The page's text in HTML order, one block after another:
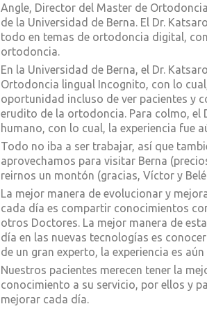
Angle, Director del Master de
de la Universidad de Berna. El Dr.
todo en temas de ortodoncia digital,
ortodoncia.
En la Universidad de Berna, el Dr.
Ortodoncia lingual Incognito, con lo
oportunidad incluso de ver pacientes y
erudito de la ortodoncia. Para colmo, el
humano, con lo cual, la experiencia fue
Todo no iba a ser trabajar, así que
aprovechamos para visitar Berna
reirnos un montón (gracias, Víctor y
La mejor manera de evolucionar y
cada día es compartir conocimientos
otros Doctores. La mejor manera de
día en las nuevas tecnologías es
de un gran experto, la experiencia es
Nuestros pacientes merecen tener la
conocimiento a su servicio, por ellos y
mejorar cada día.